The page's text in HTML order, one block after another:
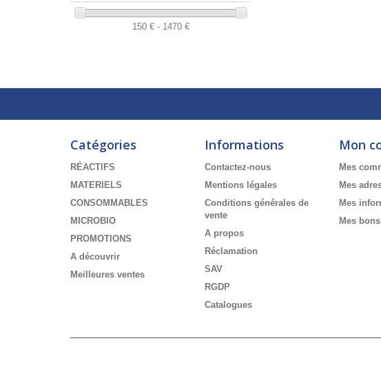
150 € - 1470 €
Catégories
RÉACTIFS
MATERIELS
CONSOMMABLES
MICROBIO
PROMOTIONS
A découvrir
Meilleures ventes
Informations
Contactez-nous
Mentions légales
Conditions générales de
vente
A propos
Réclamation
SAV
RGDP
Catalogues
Mon
Mes
Mes
Mes
Mes